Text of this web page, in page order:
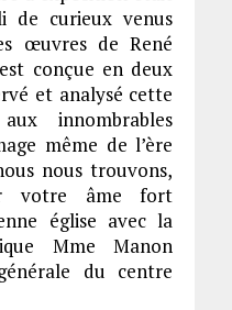
de curieux venus
œuvres de René
conçue en deux
et analysé cette
innombrables
même de l’ère
nous trouvons,
votre âme fort
église avec la
Mme Manon
du centre